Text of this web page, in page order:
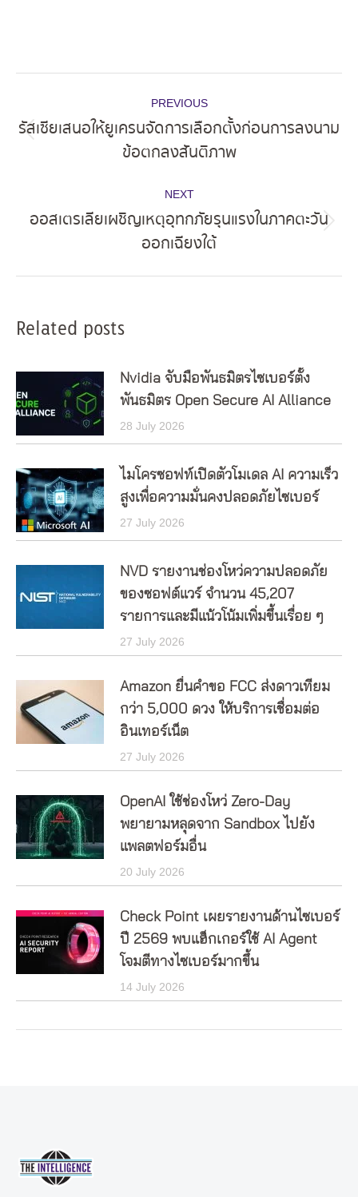
navigation
PREVIOUS
post:
รัสเซียเสนอให้ยูเครนจัดการเลือกตั้งก่อนการลงนาม
ข้อตกลงสันติภาพ
NEXT
Next
post:
ออสเตรเลียเผชิญเหตุอุทกภัยรุนแรงในภาคตะวัน
ออกเฉียงใต้
Related posts
Nvidia จับมือพันธมิตรไซเบอร์ตั้ง
พันธมิตร Open Secure AI Alliance
28 July 2026
ไมโครซอฟท์เปิดตัวโมเดล AI ความเร็ว
สูงเพื่อความมั่นคงปลอดภัยไซเบอร์
27 July 2026
NVD รายงานช่องโหว่ความปลอดภัย
ของซอฟต์แวร์ จำนวน 45,207
รายการและมีแน้วโน้มเพิ่มขึ้นเรื่อย ๆ
27 July 2026
Amazon ยื่นคำขอ FCC ส่งดาวเทียม
กว่า 5,000 ดวง ให้บริการเชื่อมต่อ
อินเทอร์เน็ต
27 July 2026
OpenAI ใช้ช่องโหว่ Zero-Day
พยายามหลุดจาก Sandbox ไปยัง
แพลตฟอร์มอื่น
20 July 2026
Check Point เผยรายงานด้านไซเบอร์
ปี 2569 พบแฮ็กเกอร์ใช้ AI Agent
โจมตีทางไซเบอร์มากขึ้น
14 July 2026